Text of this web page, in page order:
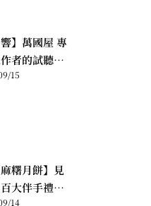
響】萬國屋 專
者的試聽心
15
麻糬月餅】見
大伴手禮推
14